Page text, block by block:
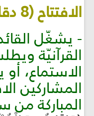
الافتتاح (8 دقائق)
- يشغّل
القرآنيّة
الاستماع،
المشاركين
المباركة من